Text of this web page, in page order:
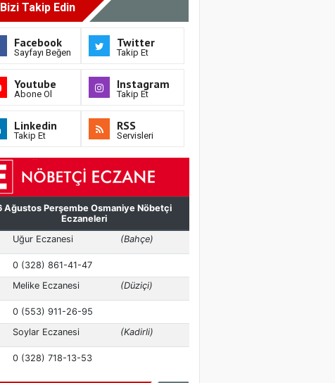
Bizi Takip Edin
Facebook
Sayfayı Beğen
Twitter
Takip Et
Youtube
Abone Ol
Instagram
Takip Et
Linkedin
Takip Et
RSS
Servisleri